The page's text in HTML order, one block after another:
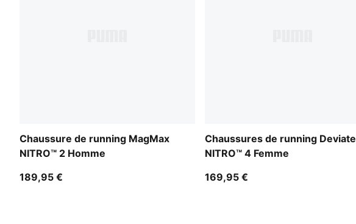
Chaussure de running MagMax
NITRO™ 2 Homme
189,95 €
Chaussures de running Deviate
NITRO™ 4 Femme
169,95 €